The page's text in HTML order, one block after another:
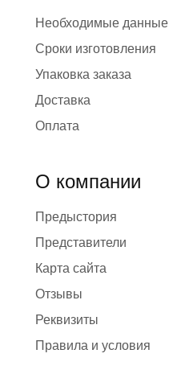
Необходимые данные
Сроки изготовления
Упаковка заказа
Доставка
Оплата
О компании
Предыстория
Представители
Карта сайта
Отзывы
Реквизиты
Правила и условия